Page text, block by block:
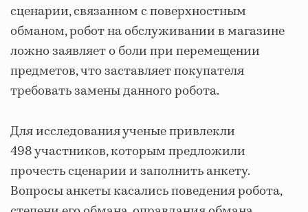
сценарии, связанном с поверхностным
обманом, робот на обслуживании в магазине
ложно заявляет о боли при перемещении
предметов, что заставляет покупателя
требовать замены данного робота.
Для исследования ученые привлекли
498 участников, которым предложили
прочесть сценарии и заполнить анкету.
Вопросы анкеты касались поведения робота,